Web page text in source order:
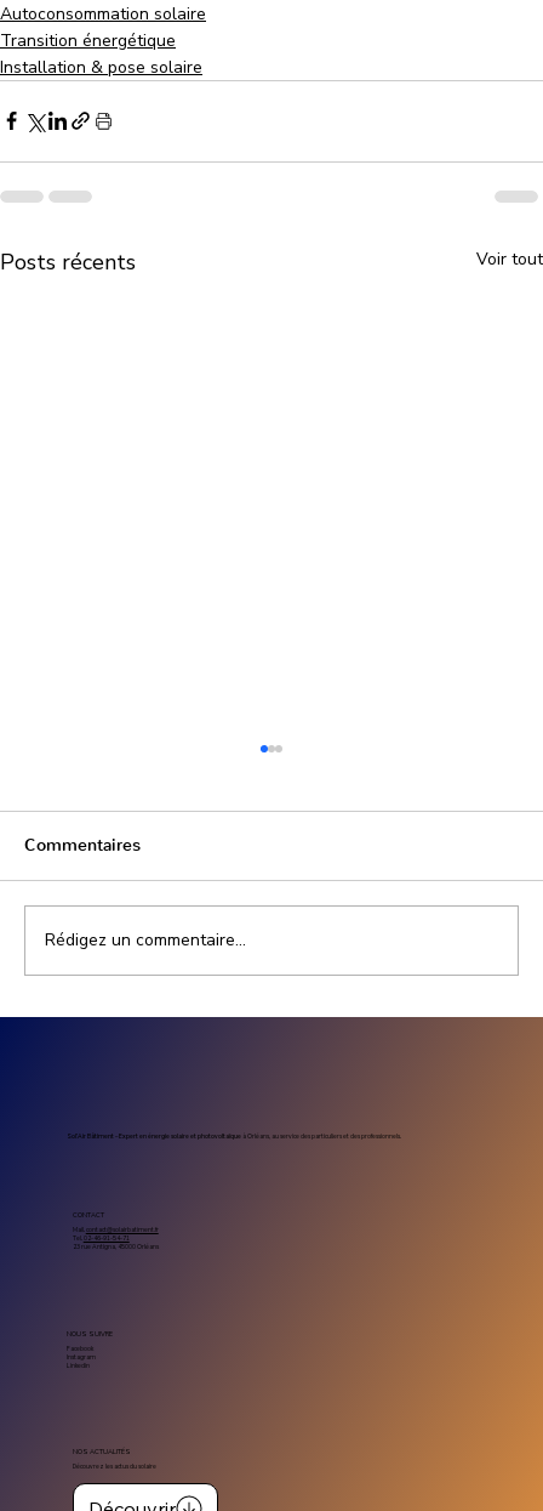
Autoconsommation solaire
Transition énergétique
Installation & pose solaire
Posts récents Voir tout
Commentaires
Rédigez un commentaire...
Sol’Air Bâtiment – Expert en énergie solaire et photovoltaïqueà Orléans, au service des particuliers et des professionnels.
CONTACT
Mail.contact@solairbatiment.fr
Tel.02-46-91-54-71
23 rue Antigna, 45000 Orléans
NOUS SUIVRE
Facebook
Instagram
Linkedin
NOS ACTUALITÉS
Découvrez les actus du solaire